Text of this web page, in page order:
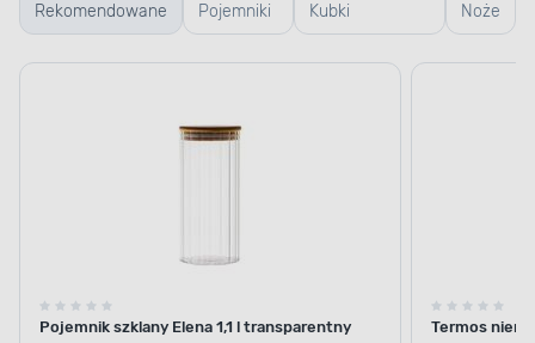
Rekomendowane Pojemniki
szklane
Kubki
termiczne i
Noże
Pojemnik szklany Elena 1,1 l transparentny Termos